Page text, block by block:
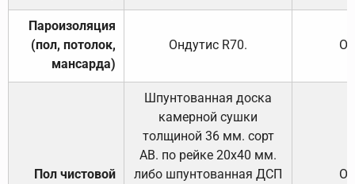
Пароизоляция
(пол, потолок,
мансарда)
Ондутис R70.
Пол чистовой
Шпунтованная доска
камерной сушки
толщиной 36 мм. сорт
АВ. по рейке 20х40 мм.
либо шпунтованная ДСП